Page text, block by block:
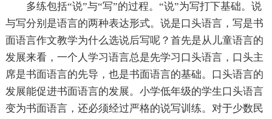
多练包括“说”与“写”的过程。“说”为写打下基础。说
与写分别是语言的两种表达形式。说是口头语言，写是书
面语言作文教学为什么选说后写呢？首先是从儿童语言的
发展来看，一个人学习语言总是先学习口头语言，口头主
席是书面语言的先导，也是书面语言的基础。口头语言的
发展能促进书面语言的发展。小学低年级的学生口头语言
变为书面语言，还必须经过严格的说写训练。对于少数民